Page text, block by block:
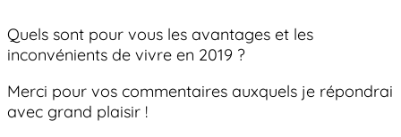
Quels sont pour vous les avantages et les
inconvénients de vivre en 2019 ?
Merci pour vos commentaires auxquels je répondrai
avec grand plaisir !